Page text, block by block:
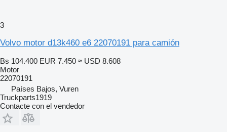
3
Volvo motor d13k460 e6 22070191 para camión
Bs 104.400 EUR 7.450 ≈ USD 8.608
Motor
22070191
Países Bajos, Vuren
Truckparts1919
Contacte con el vendedor